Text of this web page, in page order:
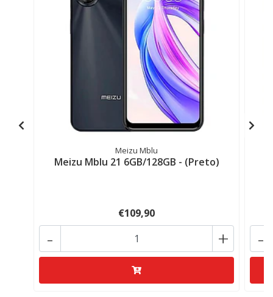
Meizu Mblu
Meizu Mblu 21 6GB/128GB - (Preto)
€109,90
+
- -